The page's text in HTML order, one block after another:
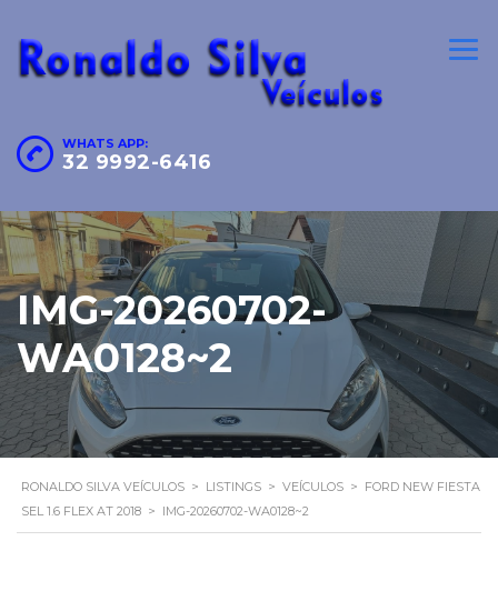
WHATS APP:
32 9992-6416
IMG-20260702-
WA0128~2
RONALDO SILVA VEÍCULOS > LISTINGS > VEÍCULOS > FORD NEW FIESTA
SEL 1.6 FLEX AT 2018 > IMG-20260702-WA0128~2